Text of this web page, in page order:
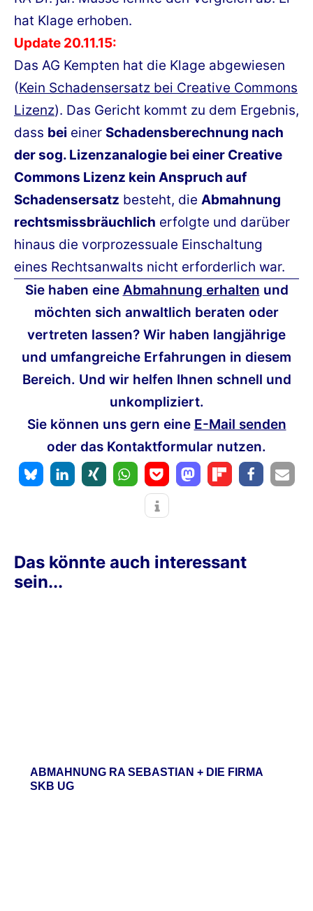
hat Klage erhoben.
Update 20.11.15:
Das AG Kempten hat die Klage abgewiesen
(Kein Schadensersatz bei Creative Commons
Lizenz). Das Gericht kommt zu dem Ergebnis,
dass bei einer Schadensberechnung nach
der sog. Lizenzanalogie bei einer Creative
Commons Lizenz kein Anspruch auf
Schadensersatz besteht, die Abmahnung
rechtsmissbräuchlich erfolgte und darüber
hinaus die vorprozessuale Einschaltung
eines Rechtsanwalts nicht erforderlich war.
Sie haben eine Abmahnung erhalten und
möchten sich anwaltlich beraten oder
vertreten lassen? Wir haben langjährige
und umfangreiche Erfahrungen in diesem
Bereich. Und wir helfen Ihnen schnell und
unkompliziert.
Sie können uns gern eine E-Mail senden
oder das Kontaktformular nutzen.
Das könnte auch interessant
sein...
ABMAHNUNG RA SEBASTIAN + DIE FIRMA
SKB UG